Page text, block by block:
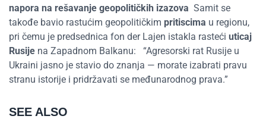
napora na rešavanje geopolitičkih izazova Samit se
takođe bavio rastućim geopolitičkim pritiscima u regionu,
pri čemu je predsednica fon der Lajen istakla rasteći uticaj
Rusije na Zapadnom Balkanu:
“Agresorski rat Rusije u
Ukraini jasno je stavio do znanja — morate izabrati pravu
stranu istorije i pridržavati se međunarodnog prava.”
SEE ALSO